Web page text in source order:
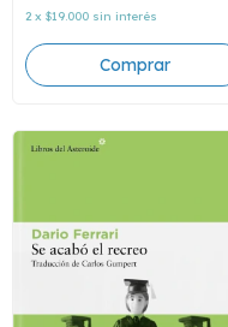
2 x $19.000 sin interés